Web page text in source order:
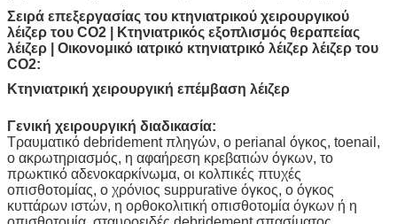
Σειρά επεξεργασίας του κτηνιατρικού χειρουργικού
λέιζερ του CO2 | Κτηνιατρικός εξοπλισμός θεραπείας
λέιζερ | Οικονομικό ιατρικό κτηνιατρικό λέιζερ λέιζερ του
CO2:
Κτηνιατρική χειρουργική επέμβαση λέιζερ
Γενική χειρουργική διαδικασία:
Τραυματικό debridement πληγών, ο perianal όγκος, toenail,
ο ακρωτηριασμός, η αφαήρεση κρεβατιών όγκων, το
πρωκτικό αδενοκαρκίνωμα, οι κολπικές πτυχές
οπισθοτομίας, ο χρόνιος suppurative όγκος, ο όγκος
κυττάρων ιστών, η ορθοκολιτική οπισθοτομία όγκων ή η